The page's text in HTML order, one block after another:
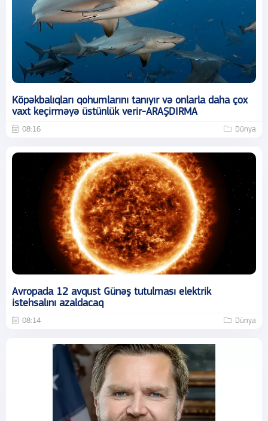
Köpəkbalıqları qohumlarını tanıyır və onlarla daha çox
vaxt keçirməyə üstünlük verir-ARAŞDIRMA
08:16 Dünya
Avropada 12 avqust Günəş tutulması elektrik
istehsalını azaldacaq
08:14 Dünya